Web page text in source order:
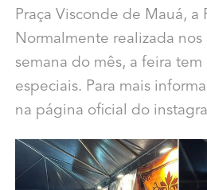
Praça Visconde de Mauá, a
Normalmente realizada
semana do mês, a feira
especiais. Para mais
na página oficial do